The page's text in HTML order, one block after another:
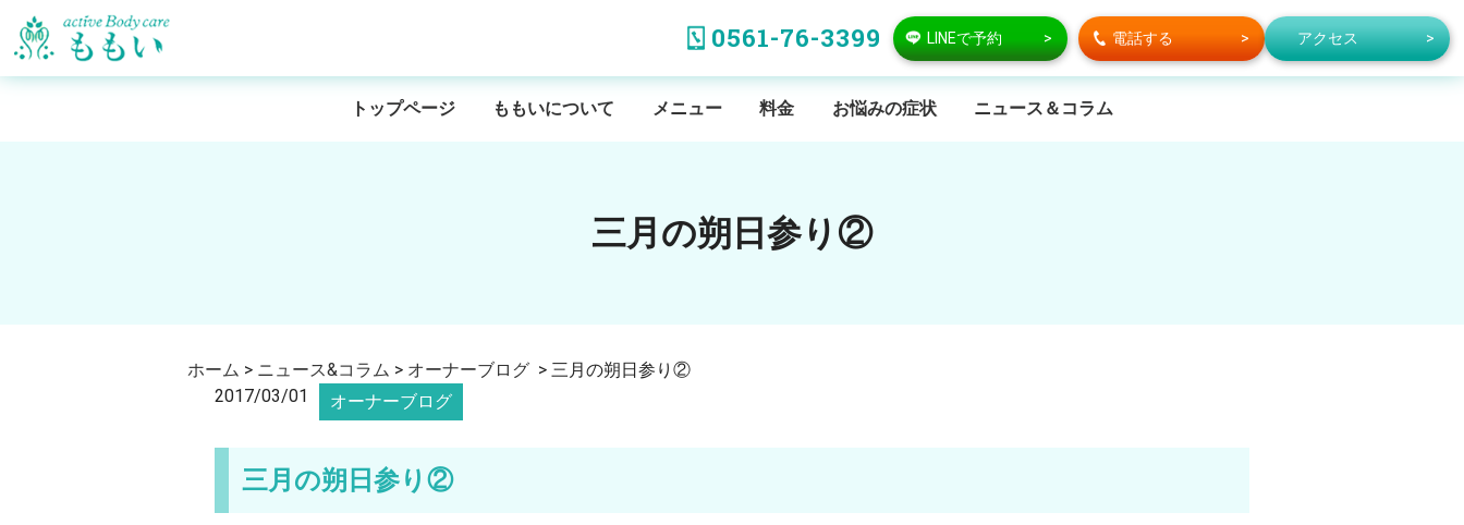
0561-76-3399 LINEで予約 電話する アクセス
トップページ ももいについて メニュー 料金 お悩みの症状 ニュース＆コラム
三月の朔日参り②
ホーム > ニュース&コラム > オーナーブログ > 三月の朔日参り②
2017/03/01
オーナーブログ
三月の朔日参り②